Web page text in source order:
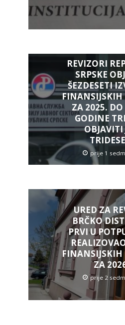
REVIZORI
SRPSKE
ŠEZDESETI
FINANSIJSKIH
ZA 2025. DO
GODINE
OBJAVITI
prije 1
URED ZA
BRČKO
PRVI U
FINANSIJSKIH
ZA
prije 2